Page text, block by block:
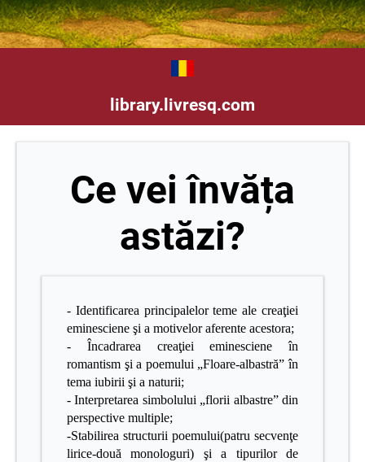
library.livresq.com
Ce vei învăța
astăzi?
- Identificarea principalelor teme ale creaţiei
eminesciene şi a motivelor aferente acestora;
- Încadrarea creaţiei eminesciene în
romantism şi a poemului „Floare-albastră” în
tema iubirii şi a naturii;
- Interpretarea simbolului „florii albastre” din
perspective multiple;
-Stabilirea structurii poemului(patru secvenţe
lirice-două monologuri) şi a tipurilor de